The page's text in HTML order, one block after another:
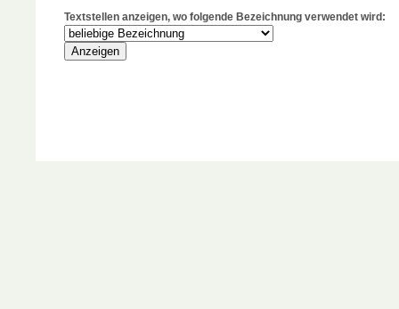
Textstellen anzeigen, wo folgende Bezeichnung verwendet wird: